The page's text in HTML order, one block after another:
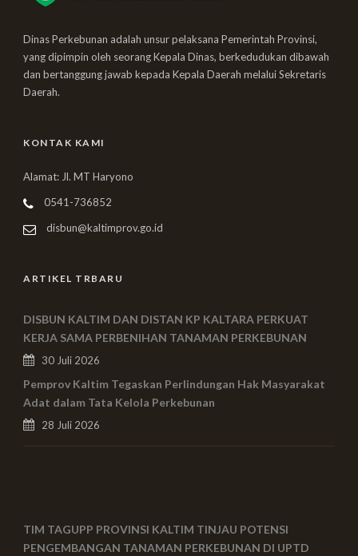
Dinas Perkebunan adalah unsur pelaksana Pemerintah Provinsi,
yang dipimpin oleh seorang Kepala Dinas, berkedudukan dibawah
dan bertanggung jawab kepada Kepala Daerah melalui Sekretaris
Daerah.
KONTAK KAMI
Alamat: Jl. MT Haryono
0541-736852
disbun@kaltimprov.go.id
ARTIKEL TRBARU
DISBUN KALTIM DAN DISTAN KP KALTARA PERKUAT
KERJA SAMA PERBENIHAN TANAMAN PERKEBUNAN
30 Juli 2026
Pemprov Kaltim Tegaskan Perlindungan Hak Masyarakat
Adat dalam Tata Kelola Perkebunan
28 Juli 2026
TIM TAGUPP PROVINSI KALTIM TINJAU POTENSI
PENGEMBANGAN TANAMAN PERKEBUNAN DI UPTD